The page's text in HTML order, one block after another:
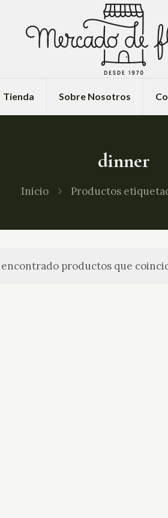
Tienda Sobre Nosotros
dinner
Inicio Productos
encontrado productos que